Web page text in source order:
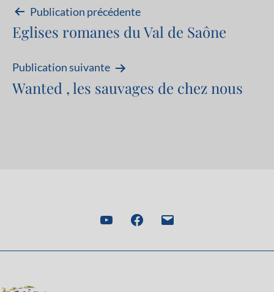
Navigation
de
l’article
Publication précédente
Eglises romanes du Val de Saône
Publication suivante
Wanted , les sauvages de chez nous
Facebook